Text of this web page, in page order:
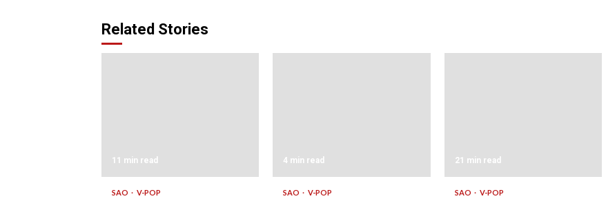
Related Stories
11 min read
SAO V-POP
4 min read
SAO V-POP
21 min read
SAO V-POP